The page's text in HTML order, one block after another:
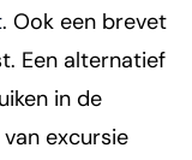
. Ook een brevet
Een alternatief
in de
excursie